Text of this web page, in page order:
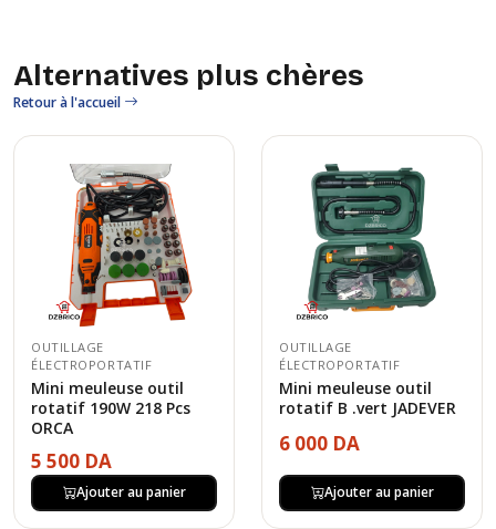
Alternatives plus chères
Retour à l'accueil
OUTILLAGE
ÉLECTROPORTATIF
Mini meuleuse outil
rotatif 190W 218 Pcs
ORCA
5 500 DA
Ajouter au panier
OUTILLAGE
ÉLECTROPORTATIF
Mini meuleuse outil
rotatif B .vert JADEVER
6 000 DA
Ajouter au panier